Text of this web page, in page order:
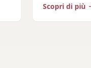
Scopri di più